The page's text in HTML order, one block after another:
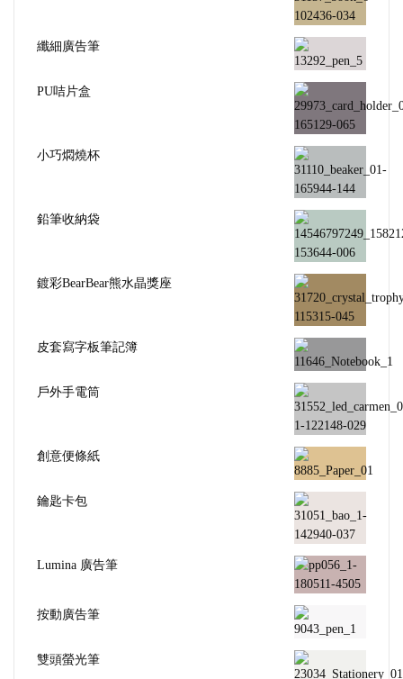
纖細廣告筆
PU咭片盒
小巧燜燒杯
鉛筆收納袋
鍍彩BearBear熊水晶獎座
皮套寫字板筆記簿
戶外手電筒
創意便條紙
鑰匙卡包
Lumina 廣告筆
按動廣告筆
雙頭螢光筆